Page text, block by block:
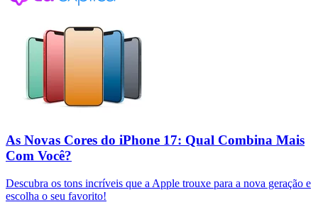
As Novas Cores do iPhone 17: Qual Combina Mais
Com Você?
Descubra os tons incríveis que a Apple trouxe para a nova geração e
escolha o seu favorito!